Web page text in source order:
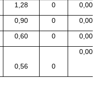
1,28 0
0,00
0,90 0
0,00
0,60 0 0,00
0,56 0
0,00